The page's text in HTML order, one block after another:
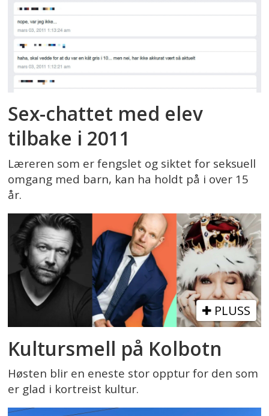
Sex-chattet med elev
tilbake i 2011
Læreren som er fengslet og siktet for seksuell
omgang med barn, kan ha holdt på i over 15
år.
PLUSS
Kultursmell på Kolbotn
Høsten blir en eneste stor opptur for den som
er glad i kortreist kultur.